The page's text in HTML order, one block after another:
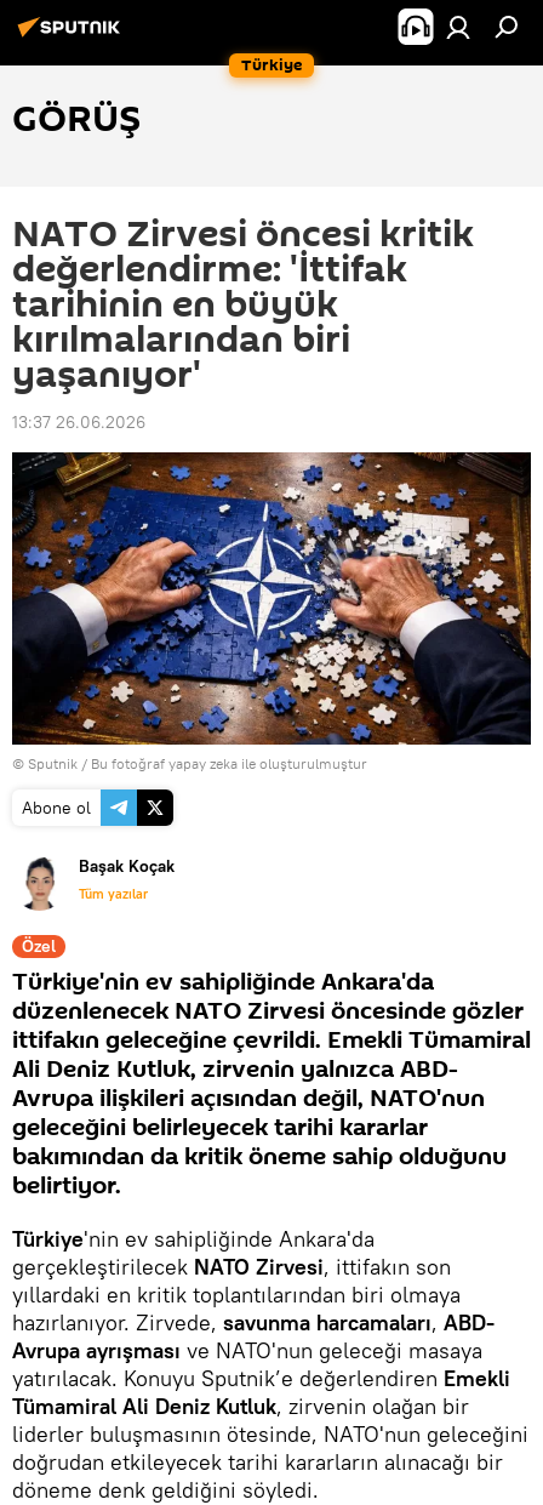
Türkiye
GÖRÜŞ
NATO Zirvesi öncesi kritik
değerlendirme: 'İttifak
tarihinin en büyük
kırılmalarından biri
yaşanıyor'
13:37 26.06.2026
© Sputnik / Bu fotoğraf yapay zeka ile oluşturulmuştur
Abone ol
Başak Koçak
Tüm yazılar
Özel
Türkiye'nin ev sahipliğinde Ankara'da
düzenlenecek NATO Zirvesi öncesinde gözler
ittifakın geleceğine çevrildi. Emekli Tümamiral
Ali Deniz Kutluk, zirvenin yalnızca ABD-
Avrupa ilişkileri açısından değil, NATO'nun
geleceğini belirleyecek tarihi kararlar
bakımından da kritik öneme sahip olduğunu
belirtiyor.
Türkiye'nin ev sahipliğinde Ankara'da
gerçekleştirilecek NATO Zirvesi, ittifakın son
yıllardaki en kritik toplantılarından biri olmaya
hazırlanıyor. Zirvede, savunma harcamaları, ABD-
Avrupa ayrışması ve NATO'nun geleceği masaya
yatırılacak. Konuyu Sputnik’e değerlendiren Emekli
Tümamiral Ali Deniz Kutluk, zirvenin olağan bir
liderler buluşmasının ötesinde, NATO'nun geleceğini
doğrudan etkileyecek tarihi kararların alınacağı bir
döneme denk geldiğini söyledi.